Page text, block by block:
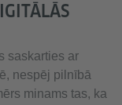
saskarties ar
nespēj pilnībā
minams tas, ka